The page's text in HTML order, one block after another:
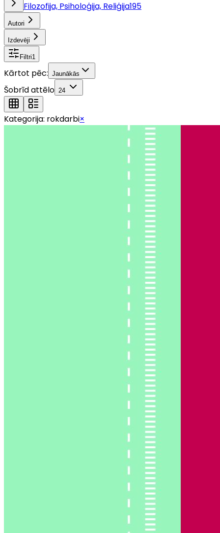
Filozofija, Psiholoģija, Reliģija195
Autori
Izdevēji
Filtri1
Kārtot pēc: Jaunākās
Šobrīd attēlo 24
Kategorija: rokdarbi×